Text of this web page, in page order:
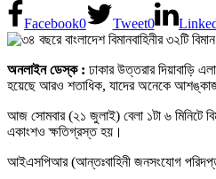
Facebook0 Tweet0
অনলাইন ডেস্ক­ : ঢাকার উত্তরার দিয়াবাড়ি
হয়েছে আরও শতাধিক, যাদের অনেকে
আজ সোমবার (২১ জুলাই) বেলা ১টা ৬ মিনিটে
একাংশও ক্ষতিগ্রস্ত হয়।
আইএসপিআর (আন্তঃবাহিনী জনসংযোগ